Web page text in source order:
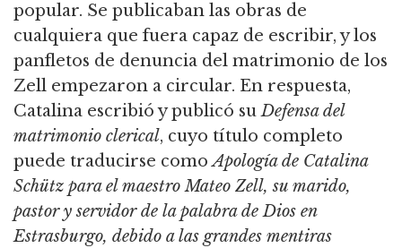
popular. Se publicaban las obras de
cualquiera que fuera capaz de escribir, y los
panfletos de denuncia del matrimonio de los
Zell empezaron a circular. En respuesta,
Catalina escribió y publicó suDefensa del
matrimonio clerical, cuyo título completo
puede traducirse comoApología de Catalina
Schütz para el maestro Mateo Zell, su marido,
pastor y servidor de la palabra de Dios en
Estrasburgo, debido a las grandes mentiras